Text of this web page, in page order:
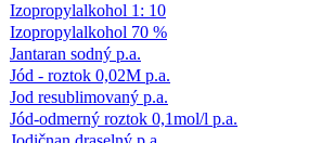
Izopropylalkohol 1: 10
Izopropylalkohol 70 %
Jantaran sodný p.a.
Jód - roztok 0,02M p.a.
Jod resublimovaný p.a.
Jód-odmerný roztok 0,1mol/l p.a.